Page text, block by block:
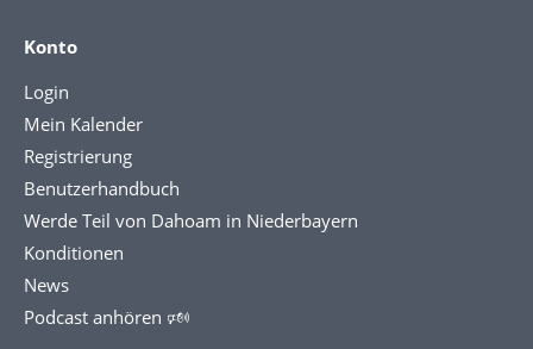
Konto
Login
Mein Kalender
Registrierung
Benutzerhandbuch
Werde Teil von Dahoam in Niederbayern
Konditionen
News
Podcast anhören 🕬